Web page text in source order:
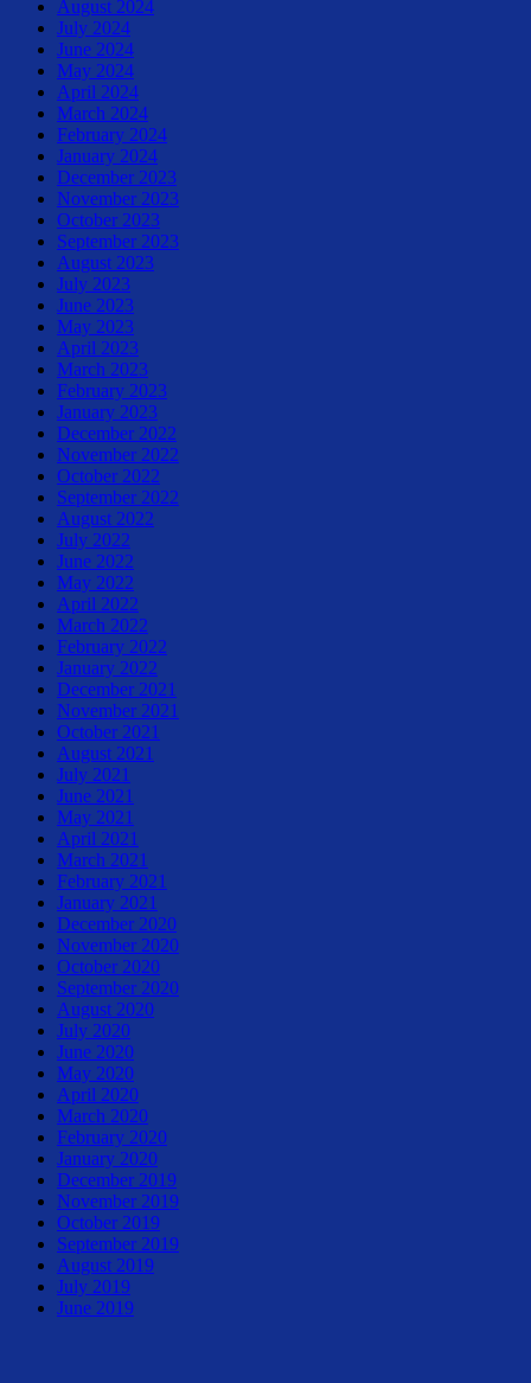
August 2024
July 2024
June 2024
May 2024
April 2024
March 2024
February 2024
January 2024
December 2023
November 2023
October 2023
September 2023
August 2023
July 2023
June 2023
May 2023
April 2023
March 2023
February 2023
January 2023
December 2022
November 2022
October 2022
September 2022
August 2022
July 2022
June 2022
May 2022
April 2022
March 2022
February 2022
January 2022
December 2021
November 2021
October 2021
August 2021
July 2021
June 2021
May 2021
April 2021
March 2021
February 2021
January 2021
December 2020
November 2020
October 2020
September 2020
August 2020
July 2020
June 2020
May 2020
April 2020
March 2020
February 2020
January 2020
December 2019
November 2019
October 2019
September 2019
August 2019
July 2019
June 2019